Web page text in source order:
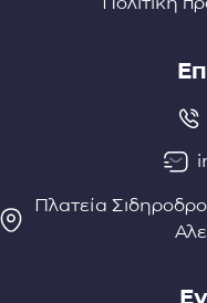
Πλατεία